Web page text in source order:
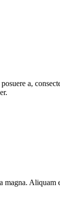
a,
Aliquam